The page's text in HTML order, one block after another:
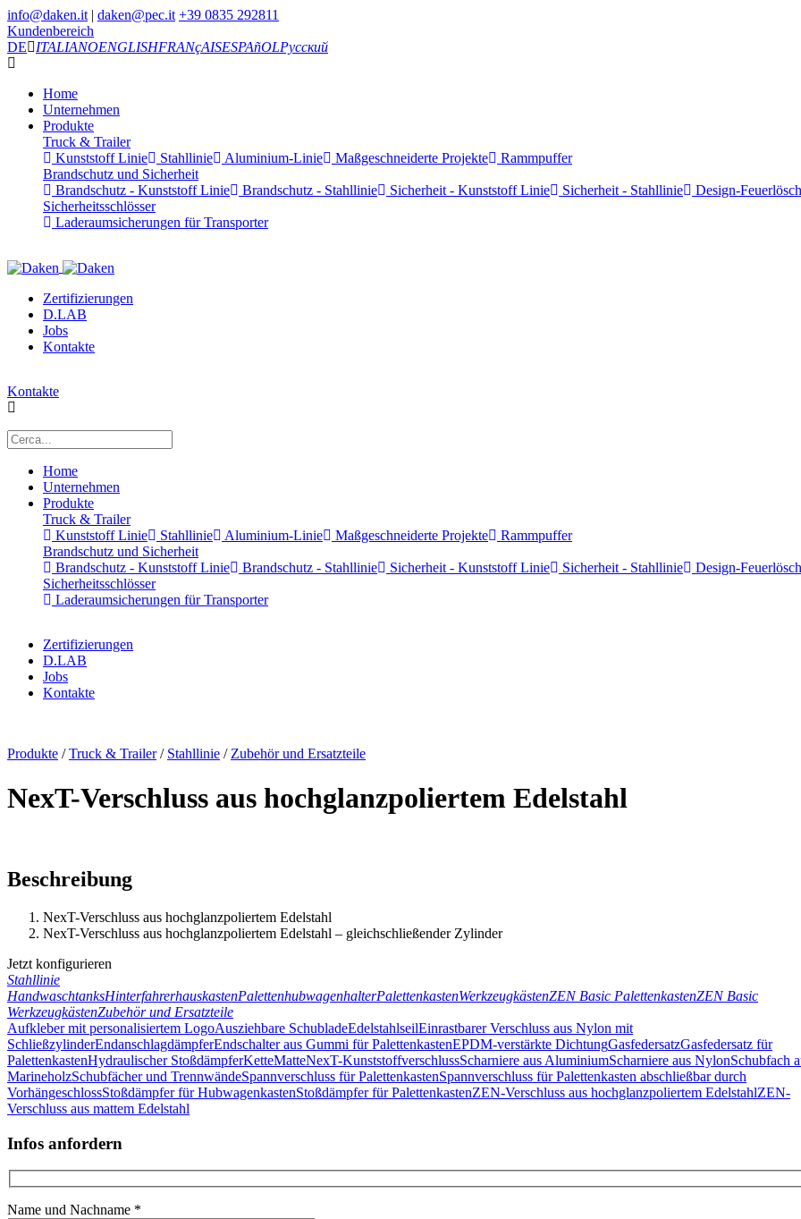
info@daken.it | daken@pec.it +39 0835 292811
Kundenbereich
DE
ITALIANOENGLISHFRANçAISESPAñOLРусский
Home
Unternehmen
Produkte
Truck & Trailer
Kunststoff Linie
Stahllinie Aluminium-Linie Maßgeschneiderte Projekte
Rammpuffer
Brandschutz und Sicherheit
Brandschutz - Kunststoff Linie
Brandschutz - Stahllinie Sicherheit - Kunststoff Linie Sicherheit - Stahllinie
Design-
Sicherheitsschlösser
Laderaumsicherungen für Transporter
Zertifizierungen
D.LAB
Jobs
Kontakte
Kontakte
Home
Unternehmen
Produkte
Truck & Trailer
Kunststoff Linie
Stahllinie Aluminium-Linie Maßgeschneiderte Projekte
Rammpuffer
Brandschutz und Sicherheit
Brandschutz - Kunststoff Linie
Brandschutz - Stahllinie Sicherheit - Kunststoff Linie Sicherheit - Stahllinie
Design-
Sicherheitsschlösser
Laderaumsicherungen für Transporter
Zertifizierungen
D.LAB
Jobs
Kontakte
Produkte /Truck & Trailer/ Stahllinie / Zubehör und Ersatzteile
NexT-Verschluss aus hochglanzpoliertem Edelstahl
Beschreibung
NexT-Verschluss aus hochglanzpoliertem Edelstahl
NexT-Verschluss aus hochglanzpoliertem Edelstahl – gleichschließender Zylinder
Jetzt konfigurieren
Stahllinie
HandwaschtanksHinterfahrerhauskastenPalettenhubwagenhalterPalettenkastenWerkzeugkästenZEN Basic PalettenkastenZEN Basic
WerkzeugkästenZubehör und Ersatzteile
Aufkleber mit personalisiertem LogoAusziehbare SchubladeEdelstahlseilEinrastbarer Verschluss aus Nylon mit
SchließzylinderEndanschlagdämpferEndschalter aus Gummi für PalettenkastenEPDM-verstärkte DichtungGasfedersatzGasfedersatz für
PalettenkastenHydraulischer StoßdämpferKetteMatteNexT-KunststoffverschlussScharniere aus AluminiumScharniere aus NylonSchubfach
MarineholzSchubfächer und TrennwändeSpannverschluss für PalettenkastenSpannverschluss für Palettenkasten abschließbar durch
VorhängeschlossStoßdämpfer für HubwagenkastenStoßdämpfer für PalettenkastenZEN-Verschluss aus hochglanzpoliertem EdelstahlZEN-
Verschluss aus mattem Edelstahl
Infos anfordern
Name und Nachname *